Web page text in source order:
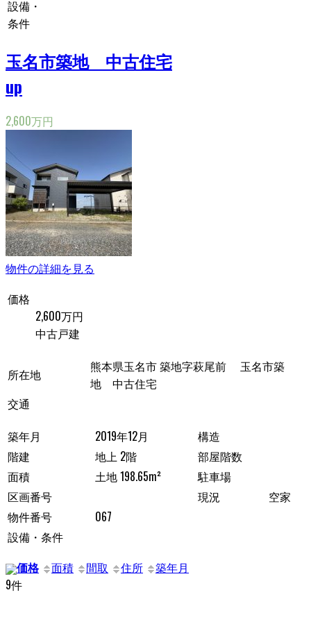
設備・
条件
玉名市築地 中古住宅
up
2,600万円
物件の詳細を見る
価格
2,600万円
中古戸建
所在地
熊本県玉名市 築地字萩尾前 玉名市築
地 中古住宅
交通
築年月
2019年12月
構造
階建
地上 2階
部屋階数
面積
土地 198.65m²
駐車場
区画番号
現況
空家
物件番号
067
設備・条件
価格
面積 間取 住所
築年月
9件